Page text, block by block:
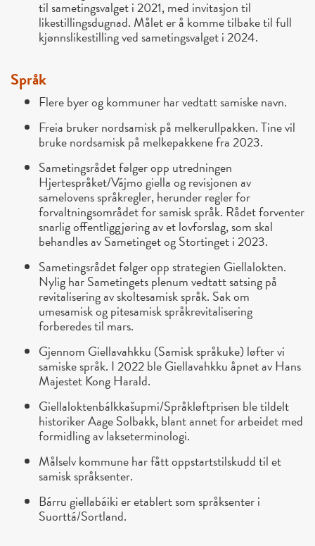
til sametingsvalget i 2021, med invitasjon til
likestillingsdugnad. Målet er å komme tilbake til full
kjønnslikestilling ved sametingsvalget i 2024.
Språk
Flere byer og kommuner har vedtatt samiske navn.
Freia bruker nordsamisk på melkerullpakken. Tine vil
bruke nordsamisk på melkepakkene fra 2023.
Sametingsrådet følger opp utredningen
Hjertespråket/Vájmo giella og revisjonen av
samelovens språkregler, herunder regler for
forvaltningsområdet for samisk språk. Rådet forventer
snarlig offentliggjøring av et lovforslag, som skal
behandles av Sametinget og Stortinget i 2023.
Sametingsrådet følger opp strategien Giellalokten.
Nylig har Sametingets plenum vedtatt satsing på
revitalisering av skoltesamisk språk. Sak om
umesamisk og pitesamisk språkrevitalisering
forberedes til mars.
Gjennom Giellavahkku (Samisk språkuke) løfter vi
samiske språk. I 2022 ble Giellavahkku åpnet av Hans
Majestet Kong Harald.
Giellaloktenbálkkašupmi/Språkløftprisen ble tildelt
historiker Aage Solbakk, blant annet for arbeidet med
formidling av lakseterminologi.
Målselv kommune har fått oppstartstilskudd til et
samisk språksenter.
Bárru giellabáiki er etablert som språksenter i
Suorttá/Sortland.